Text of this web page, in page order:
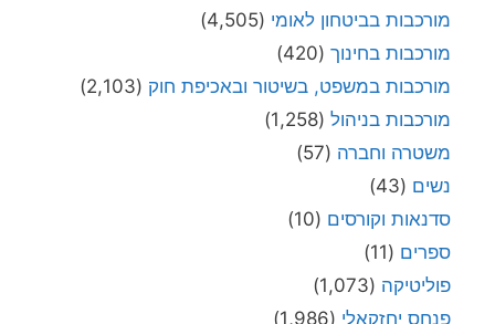
מורכבות בביטחון לאומי (4,505)
מורכבות בחינוך (420)
מורכבות במשפט, בשיטור ובאכיפת חוק (2,103)
מורכבות בניהול (1,258)
משטרה וחברה (57)
נשים (43)
סדנאות וקורסים (10)
ספרים (11)
פוליטיקה (1,073)
פנחס יחזקאלי (1,986)